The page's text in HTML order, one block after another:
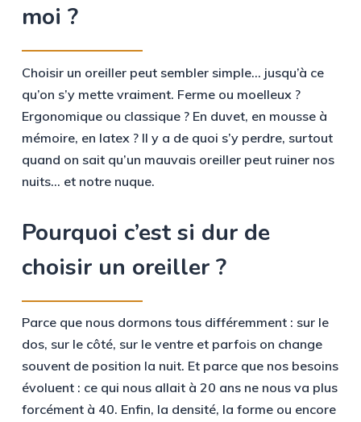
moi ?
Choisir un oreiller peut sembler simple… jusqu’à ce
qu’on s’y mette vraiment. Ferme ou moelleux ?
Ergonomique ou classique ? En duvet, en mousse à
mémoire, en latex ? Il y a de quoi s’y perdre, surtout
quand on sait qu’un mauvais oreiller peut ruiner nos
nuits… et notre nuque.
Pourquoi c’est si dur de
choisir un oreiller ?
Parce que nous dormons tous différemment : sur le
dos, sur le côté, sur le ventre et parfois on change
souvent de position la nuit. Et parce que nos besoins
évoluent : ce qui nous allait à 20 ans ne nous va plus
forcément à 40. Enfin, la densité, la forme ou encore